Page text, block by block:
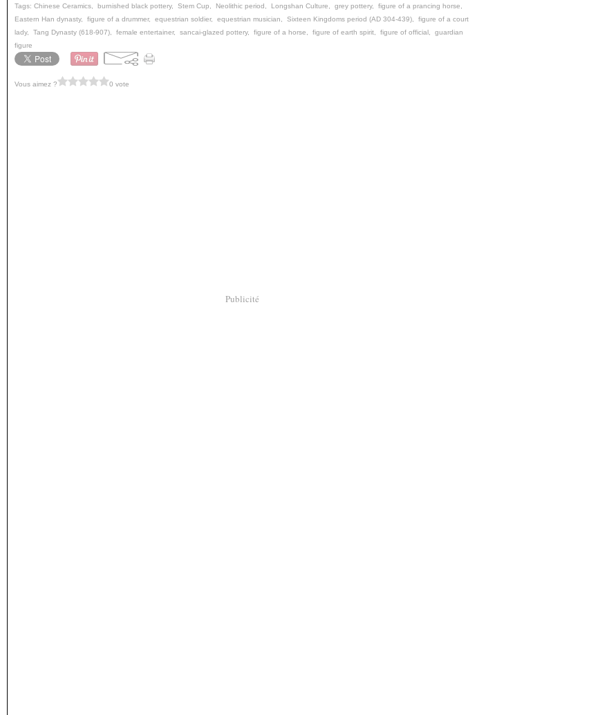
Tags: Chinese Ceramics burnished black pottery, Stem Cup Neolithic period Longshan Culture grey pottery, figure of a prancing horse
Eastern Han dynasty, figure of a drummer, equestrian soldier, equestrian musician Sixteen Kingdoms period (AD 304-439)
figure of a court
lady, Tang Dynasty (618-907) female entertainer, sancai-glazed pottery, figure of a horse figure of earth spirit figure of official
guardian
figure
Vous aimez ? 0 vote
Publicité